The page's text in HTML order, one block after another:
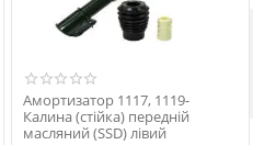
Амортизатор 1117, 1119-
Калина (стійка) передній
масляний (SSD) лівий